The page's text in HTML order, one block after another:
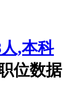
,本科
位数据